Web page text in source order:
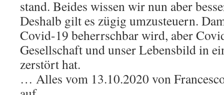
stand. Beides wissen wir nun aber
Deshalb gilt es zügig umzusteuern.
Covid-19 beherrschbar wird, aber
Gesellschaft und unser Lebensbild in
zerstört hat.
… Alles vom 13.10.2020 von